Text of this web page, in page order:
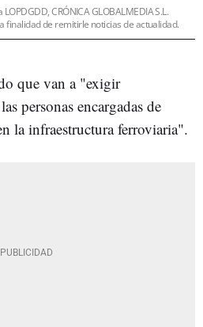
CRÓNICA GLOBALMEDIA S.L.
finalidad de remitirle noticias de actualidad.
que van a "exigir
personas encargadas de
la infraestructura ferroviaria".